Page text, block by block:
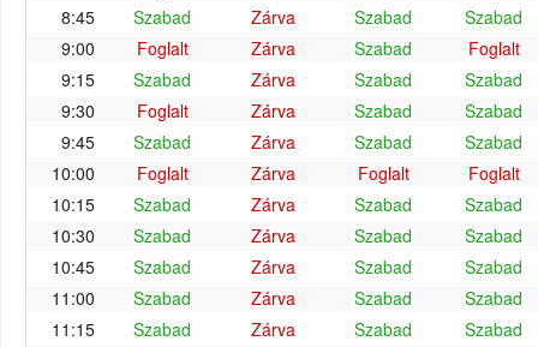
8:45
Szabad Zárva Szabad
Szabad
9:00
Foglalt Zárva Szabad
Foglalt
9:15
Szabad Zárva Szabad
Szabad
9:30
Foglalt Zárva Szabad
Szabad
9:45
Szabad Zárva Szabad
Szabad
10:00
Foglalt Zárva Foglalt
Foglalt
10:15
Szabad Zárva Szabad
Szabad
10:30
Szabad Zárva Szabad
Szabad
10:45
Szabad Zárva Szabad
Szabad
11:00
Szabad Zárva Szabad
Szabad
11:15
Szabad Zárva Szabad
Szabad